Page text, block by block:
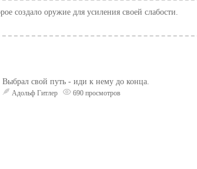
создало оружие для усиления своей слабости.
Выбрал свой путь - иди к нему до конца.
Адольф Гитлер 690 просмотров